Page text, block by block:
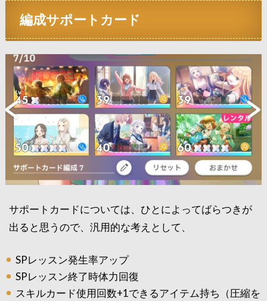
編成サポートカード
サポートカードについては、ひとによってばらつきが
出ると思うので、汎用的な考えとして、
SPレッスン発生率アップ
SPレッスン終了時体力回復
スキルカード使用回数+1できるアイテム持ち（圧縮を